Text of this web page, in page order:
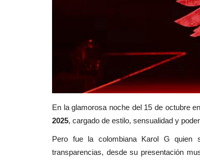
En la glamorosa noche del 15 de octubre
2025, cargado de estilo, sensualidad y
Pero fue la colombiana Karol G
transparencias, desde su presentación